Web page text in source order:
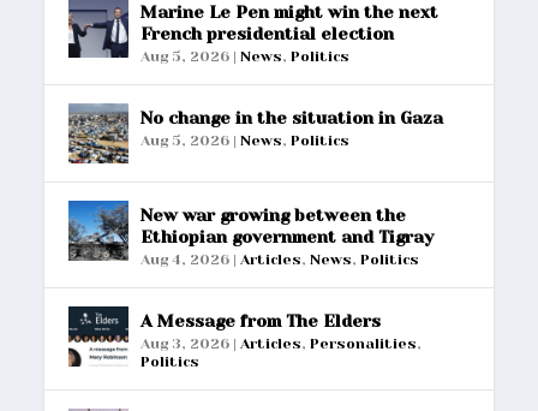
Marine Le Pen might win the next
French presidential election
Aug 5, 2026 |News,Politics
No change in the situation in Gaza
Aug 5, 2026 |News,Politics
New war growing between the
Ethiopian government and Tigray
Aug 4, 2026 |Articles,News,Politics
A Message from The Elders
Aug 3, 2026 |Articles,Personalities,
Politics